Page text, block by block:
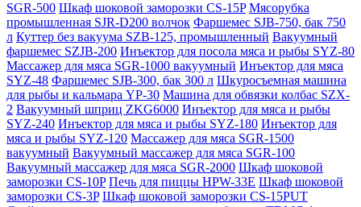
SGR-500 Шкаф шоковой заморозки CS-15P Мясорубка
промышленная SJR-D200 волчок Фаршемес SJB-750, бак 750
л Куттер без вакуума SZB-125, промышленный Вакуумный
фаршемес SZJB-200 Инъектор для посола мяса и рыбы SYZ-80
Массажер для мяса SGR-1000 вакуумный Инъектор для мяса
SYZ-48 Фаршемес SJB-300, бак 300 л Шкуросъемная машина
для рыбы и кальмара YP-30 Машина для обвязки колбас SZX-
2 Вакуумный шприц ZKG6000 Инъектор для мяса и рыбы
SYZ-240 Инъектор для мяса и рыбы SYZ-180 Инъектор для
мяса и рыбы SYZ-120 Массажер для мяса SGR-1500
вакуумный Вакуумный массажер для мяса SGR-100
Вакуумный массажер для мяса SGR-2000 Шкаф шоковой
заморозки CS-10P Печь для пиццы HPW-33E Шкаф шоковой
заморозки CS-3P Шкаф шоковой заморозки CS-15PUT